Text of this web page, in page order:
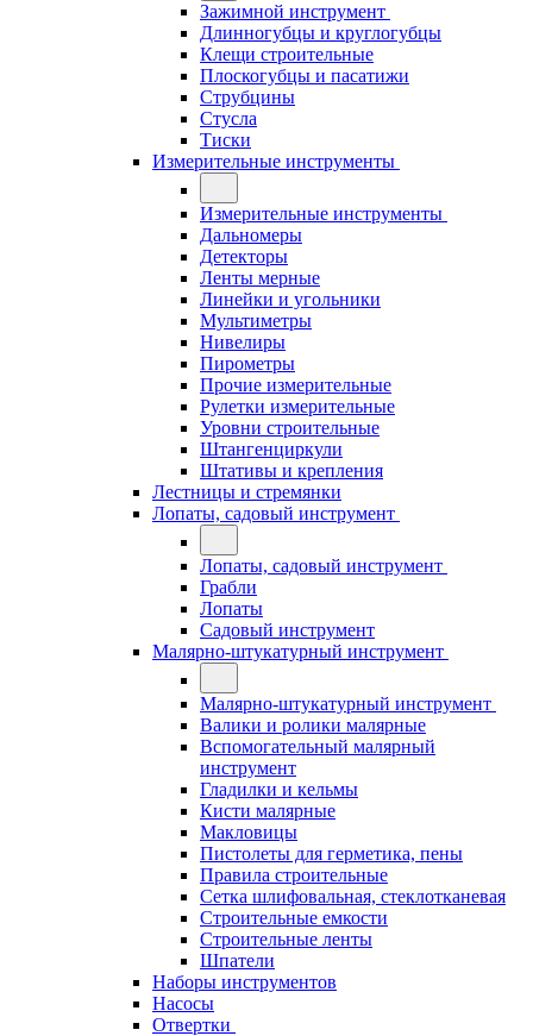
Зажимной инструмент
Длинногубцы и круглогубцы
Клещи строительные
Плоскогубцы и пасатижи
Струбцины
Стусла
Тиски
Измерительные инструменты
Измерительные инструменты
Дальномеры
Детекторы
Ленты мерные
Линейки и угольники
Мультиметры
Нивелиры
Пирометры
Прочие измерительные
Рулетки измерительные
Уровни строительные
Штангенциркули
Штативы и крепления
Лестницы и стремянки
Лопаты, садовый инструмент
Лопаты, садовый инструмент
Грабли
Лопаты
Садовый инструмент
Малярно-штукатурный инструмент
Малярно-штукатурный инструмент
Валики и ролики малярные
Вспомогательный малярный
инструмент
Гладилки и кельмы
Кисти малярные
Макловицы
Пистолеты для герметика, пены
Правила строительные
Сетка шлифовальная, стеклотканевая
Строительные емкости
Строительные ленты
Шпатели
Наборы инструментов
Насосы
Отвертки